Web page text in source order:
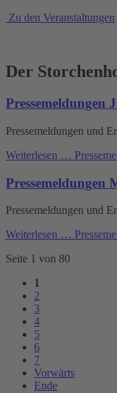
Zu den Veranstaltungen
Der
Pressemeldungen
Pressemeldungen und
Weiterlesen …
Pressemeldungen
Pressemeldungen und
Weiterlesen …
Seite 1 von 80
1
2
3
4
5
6
7
Vorwärts
Ende